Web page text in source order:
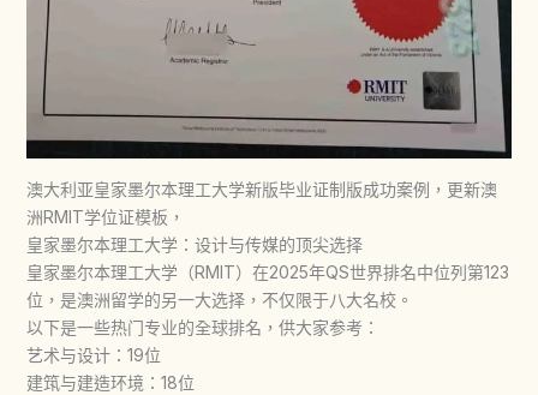
澳大利亚皇家墨尔本理工大学新版毕业证制版成功案例，更新澳
洲RMIT学位证模板，
皇家墨尔本理工大学：设计与传媒的顶尖选择
皇家墨尔本理工大学（RMIT）在2025年QS世界排名中位列第123
位，是澳洲留学的另一大选择，不仅限于八大名校。
以下是一些热门专业的全球排名，供大家参考：
艺术与设计：19位
建筑与建造环境：18位